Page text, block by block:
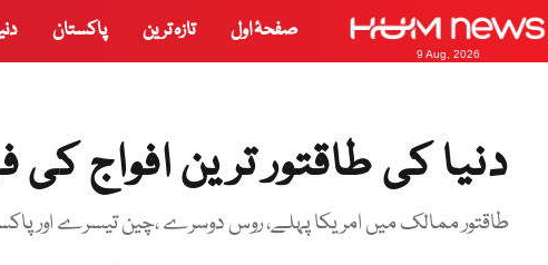
9 Aug, 2026
صفحۂ اول تازہ ترین پاکستان
دنیا کی طاقتور ترین افواج
طاقتور ممالک میں امریکا پہلے، روس دوسرے ،چین تیسرے اور